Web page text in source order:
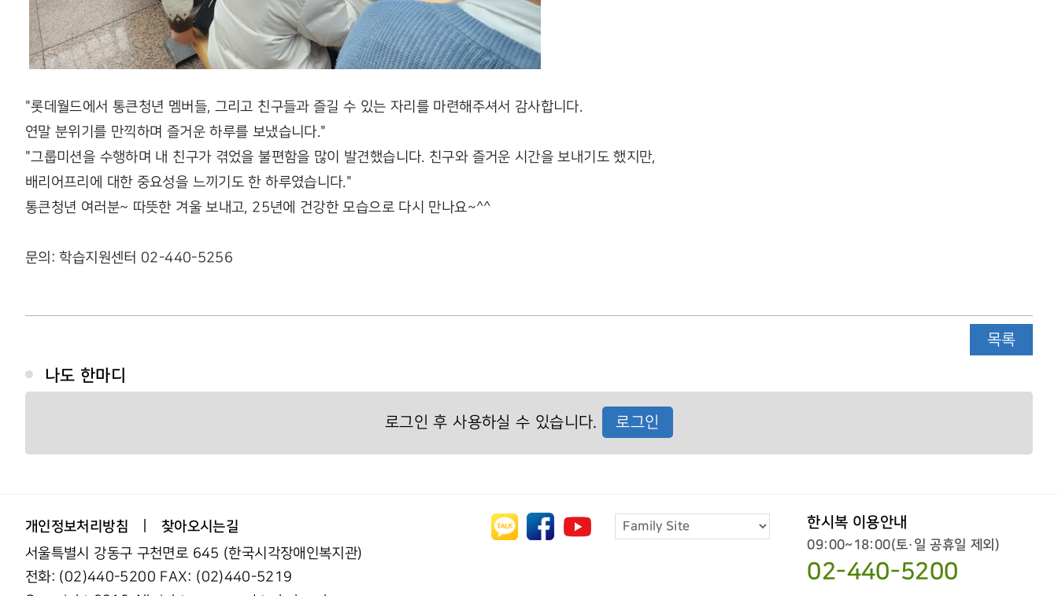
"롯데월드에서 통큰청년 멤버들, 그리고 친구들과 즐길 수 있는 자리를 마련해주셔서 감사합니다.
연말 분위기를 만끽하며 즐거운 하루를 보냈습니다."
"그룹미션을 수행하며 내 친구가 겪었을 불편함을 많이 발견했습니다. 친구와 즐거운 시간을 보내기도 했지만,
배리어프리에 대한 중요성을 느끼기도 한 하루였습니다."
통큰청년 여러분~ 따뜻한 겨울 보내고, 25년에 건강한 모습으로 다시 만나요~^^
문의: 학습지원센터 02-440-5256
목록
나도 한마디
로그인 후 사용하실 수 있습니다. 로그인
개인정보처리방침 찾아오시는길
서울특별시 강동구 구천면로 645 (한국시각장애인복지관)
전화: (02)440-5200 FAX: (02)440-5219
한시복 이용안내
09:00~18:00(토·일 공휴일 제외)
02-440-5200